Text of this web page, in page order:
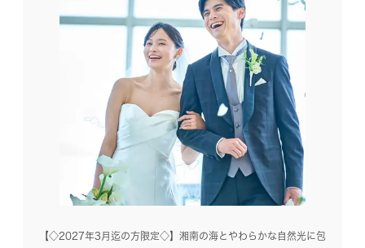
【◇2027年3月迄の方限定◇】湘南の海とやわらかな自然光に包